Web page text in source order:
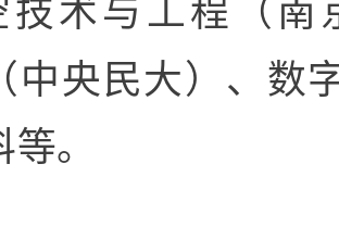
技术与工程（南
中央民大）、数
。